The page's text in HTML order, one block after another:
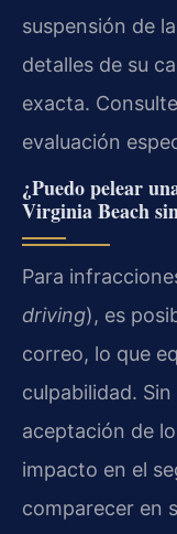
suspensión de
detalles de su
exacta.
evaluación
¿Puedo pelear
Virginia Beach
Para
driving), es
correo, lo que
culpabilidad.
aceptación de
impacto en el
comparecer en